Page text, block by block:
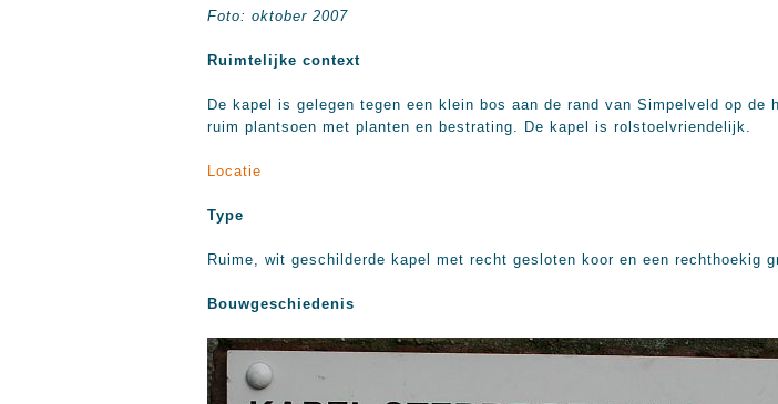
Foto: oktober 2007
Ruimtelijke context
De kapel is gelegen tegen een klein bos aan de rand van Simpelveld op
ruim plantsoen met planten en bestrating. De kapel is rolstoelvriendelijk.
Locatie
Type
Ruime, wit geschilderde kapel met recht gesloten koor en een rechthoekig
Bouwgeschiedenis